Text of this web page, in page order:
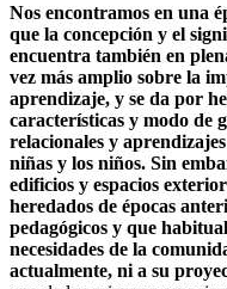
Nos encontramos en una
que la concepción y el
encuentra también en
vez más amplio sobre la
aprendizaje, y se da por
características y modo de
relacionales y
niñas y los niños. Sin
edificios y espacios
heredados de épocas
pedagógicos y que
necesidades de la
actualmente, ni a su